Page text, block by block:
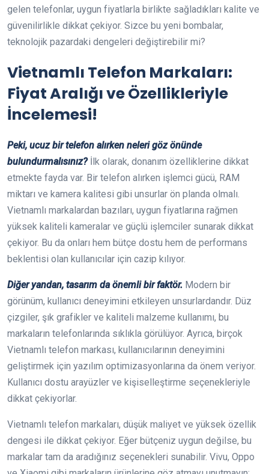
gelen telefonlar, uygun fiyatlarla birlikte sağladıkları kalite ve
güvenilirlikle dikkat çekiyor. Sizce bu yeni bombalar,
teknolojik pazardaki dengeleri değiştirebilir mi?
Vietnamlı Telefon Markaları:
Fiyat Aralığı ve Özellikleriyle
İncelemesi!
Peki, ucuz bir telefon alırken neleri göz önünde
bulundurmalısınız?İlk olarak, donanım özelliklerine dikkat
etmekte fayda var. Bir telefon alırken işlemci gücü, RAM
miktarı ve kamera kalitesi gibi unsurlar ön planda olmalı.
Vietnamlı markalardan bazıları, uygun fiyatlarına rağmen
yüksek kaliteli kameralar ve güçlü işlemciler sunarak dikkat
çekiyor. Bu da onları hem bütçe dostu hem de performans
beklentisi olan kullanıcılar için cazip kılıyor.
Diğer yandan, tasarım da önemli bir faktör. Modern bir
görünüm, kullanıcı deneyimini etkileyen unsurlardandır. Düz
çizgiler, şık grafikler ve kaliteli malzeme kullanımı, bu
markaların telefonlarında sıklıkla görülüyor. Ayrıca, birçok
Vietnamlı telefon markası, kullanıcılarının deneyimini
geliştirmek için yazılım optimizasyonlarına da önem veriyor.
Kullanıcı dostu arayüzler ve kişiselleştirme seçenekleriyle
dikkat çekiyorlar.
Vietnamlı telefon markaları, düşük maliyet ve yüksek özellik
dengesi ile dikkat çekiyor. Eğer bütçeniz uygun değilse, bu
markalar tam da aradığınız seçenekleri sunabilir. Vivu, Oppo